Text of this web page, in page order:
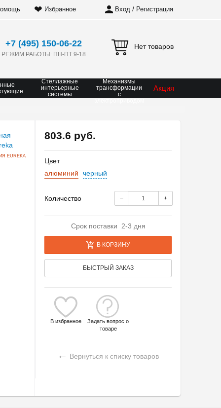
❤ Избранное Вход / Регистрация
+7 (495) 150-06-22
РЕЖИМ РАБОТЫ: ПН-ПТ 9-18
Нет товаров
Стеллажные
интерьерные
системы
Механизмы
трансформации
с
Акция
EUREKA
803.6 руб.
Цвет
алюминий
черный
Количество − +
Срок поставки 2-3 дня
В КОРЗИНУ
БЫСТРЫЙ ЗАКАЗ
В избранное
Задать вопрос о
товаре
← Вернуться к списку товаров